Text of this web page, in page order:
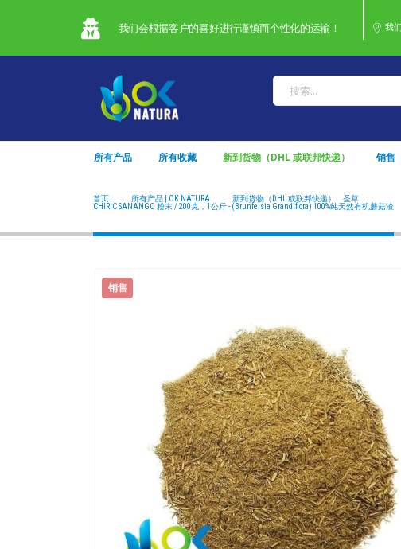
我们会根据客户的喜好进行谨慎而个性化的运输！ 我
所有产品 所有收藏 新到货物（DHL 或联邦快递） 销售
首页 所有产品 | OK NATURA 新到货物（DHL 或联邦快递） 圣草
CHIRIC SANANGO 粉末 / 200克，1公斤 - (Brunfelsia Grandiflora) 100%纯天然有机蘑菇渣
销售